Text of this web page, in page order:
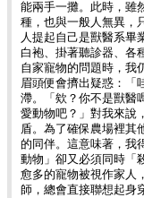
能兩手一攤。此時，雖
種，也與一般人無異，
人提起自己是獸醫系畢
白袍、掛著聽診器、各
自家寵物的問題時，我
眉頭便會擠出疑惑：「
滯。「欸？你不是獸醫
愛動物吧？」對我來說
盾。為了確保農場裡其
的同伴。這意味著，我
動物」卻又必須同時「
愈多的寵物被視作家人
師，總會直接聯想起身